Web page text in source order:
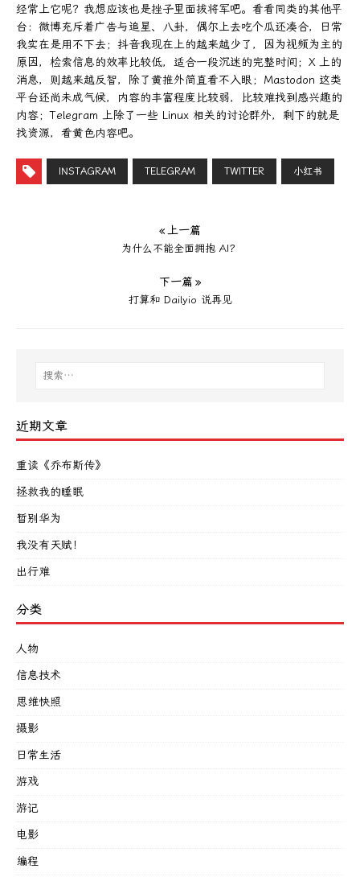
经常上它呢？我想应该也是挫子里面拔将军吧。看看同类的其他平
台：微博充斥着广告与追星、八卦，偶尔上去吃个瓜还凑合，日常
我实在是用不下去；抖音我现在上的越来越少了，因为视频为主的
原因，检索信息的效率比较低，适合一段沉迷的完整时间；X 上的
消息，则越来越反智，除了黄推外简直看不入眼；Mastodon 这类
平台还尚未成气候，内容的丰富程度比较弱，比较难找到感兴趣的
内容；Telegram 上除了一些 Linux 相关的讨论群外，剩下的就是
找资源，看黄色内容吧。
INSTAGRAM TELEGRAM TWITTER 小红书
« 上一篇
为什么不能全面拥抱 AI？
下一篇 »
打算和 Dailyio 说再见
近期文章
重读《乔布斯传》
拯救我的睡眠
暂别华为
我没有天赋！
出行难
分类
人物
信息技术
思维快照
摄影
日常生活
游戏
游记
电影
编程